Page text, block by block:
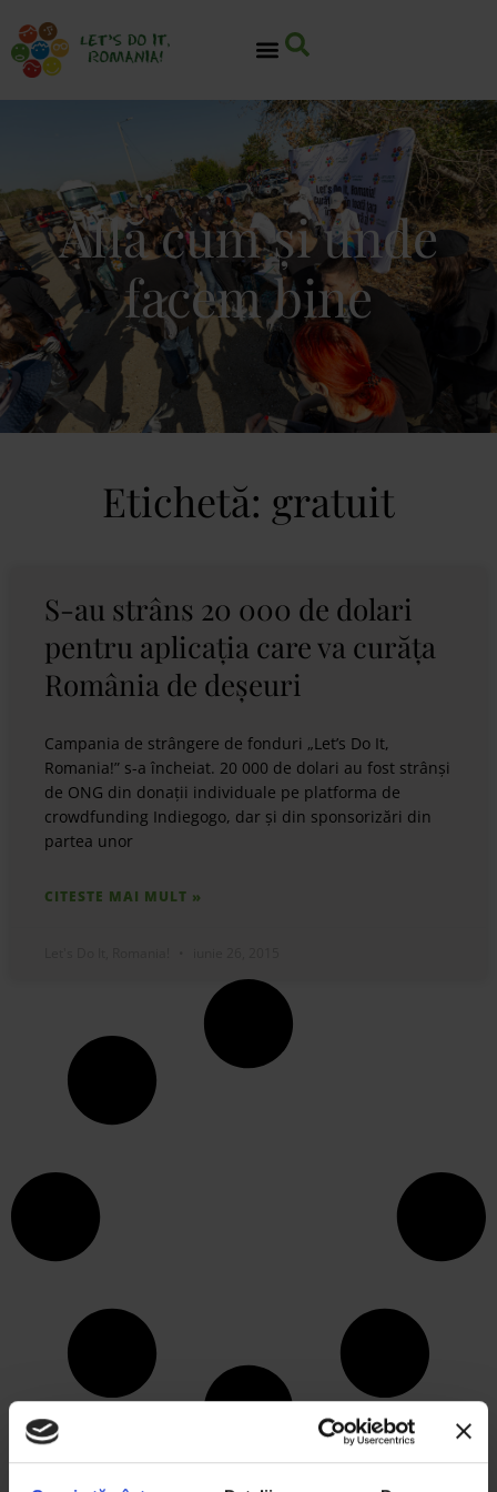
Află cum și unde
facem bine
Etichetă: gratuit
S-au strâns 20 000 de dolari
pentru aplicația care va curăța
România de deșeuri
Campania de strângere de fonduri „Let’s Do It,
Romania!” s-a încheiat. 20 000 de dolari au fost strânși
de ONG din donații individuale pe platforma de
crowdfunding Indiegogo, dar și din sponsorizări din
partea unor
CITESTE MAI MULT »